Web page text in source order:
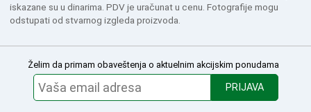
iskazane su u dinarima. PDV je uračunat u cenu. Fotografije mogu
odstupati od stvarnog izgleda proizvoda.
Želim da primam obaveštenja o aktuelnim akcijskim ponudama
PRIJAVA